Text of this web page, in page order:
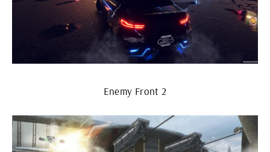
Enemy Front 2